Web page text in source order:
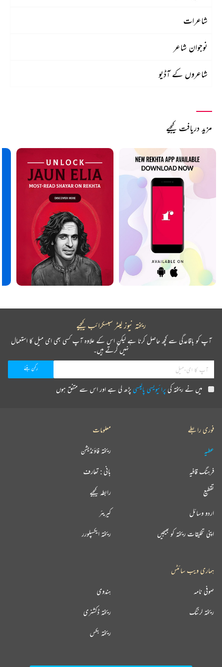
شاعرات
نوجوان شاعر
شاعروں کے آڈیو
مزید دریافت کیجیے
ریختہ نیوز لیٹر سبسکرائب کیجیے
آپ کو باقاعدگی سے کچھ حاصل کرنا ہے لیکن اس کے علاوہ آپ کسی بھی ای میل کا استعمال
نہیں کرتے ہیں۔
میں نے ریختہ کیپرائیویسی پالیسیپڑھ لی ہے اور اس سے متفق ہوں
فوری رابطے
عطیہ
فرہنگ قافیہ
تقطیع
اردو وسائل
اپنی تخلیقات ریختہ کو بھیجیں
معلومات
ریختہ فاؤنڈیشن
بانی : تعارف
رابطہ کیجیے
کیریئر
ریختہ ایکسپلورر
ہماری ویب سائٹس
ہندوی صوفی نامہ
ریختہ ڈکشنری ریختہ لرننگ
ریختہ بکس